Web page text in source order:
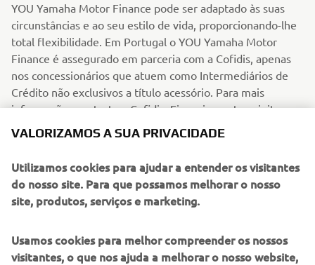
YOU Yamaha Motor Finance pode ser adaptado às suas
circunstâncias e ao seu estilo de vida, proporcionando-lhe
total flexibilidade. Em Portugal o YOU Yamaha Motor
Finance é assegurado em parceria com a Cofidis, apenas
nos concessionários que atuem como Intermediários de
Crédito não exclusivos a título acessório. Para mais
informações contacte a Cofidis. Financiamento sujeito a
aprovação Cofidis.
VALORIZAMOS A SUA PRIVACIDADE
Utilizamos cookies para ajudar a entender os visitantes
do nosso site. Para que possamos melhorar o nosso
site, produtos, serviços e marketing.
Usamos cookies para melhor compreender os nossos
visitantes, o que nos ajuda a melhorar o nosso website,